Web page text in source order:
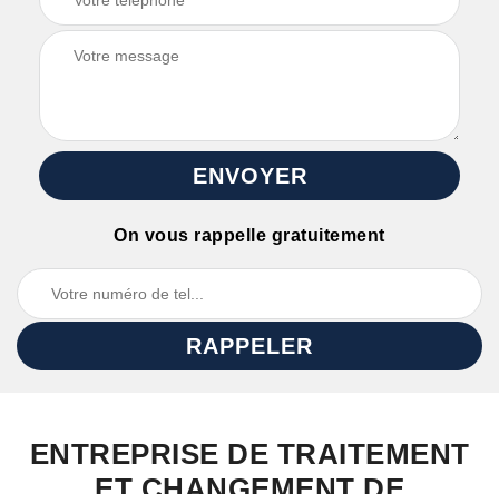
On vous rappelle gratuitement
ENTREPRISE DE TRAITEMENT